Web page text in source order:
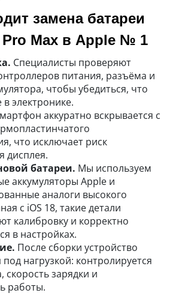
замена батареи
Pro Max в Apple № 1
Специалисты проверяют
питания, разъёма и
чтобы убедиться, что
электронике.
аккуратно вскрывается с
что исключает риск
дисплея.
батареи. Мы используем
аккумуляторы Apple и
аналоги высокого
с iOS 18, такие детали
калибровку и корректно
в настройках.
После сборки устройство
нагрузкой: контролируется
скорость зарядки и
работы.